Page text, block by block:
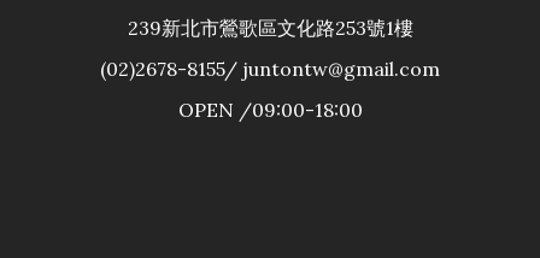
239新北市鶯歌區文化路253號1樓
(02)2678-8155/ juntontw@gmail.com
OPEN /09:00-18:00